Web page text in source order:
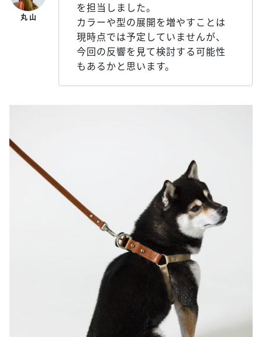
を担当しました。
カラーや型の展開を増やすことは
現時点では予定していませんが、
今回の反響を見て検討する可能性
もあるかと思います。